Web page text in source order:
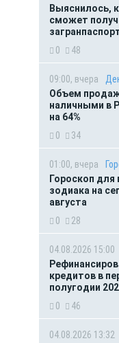
Выяснилось,
сможет
0
48
09:00, вчера
Объем
наличными в
на 64%
0
34
01:00, вчера
Гороскоп для
зодиака на
августа
0
28
04.08.2026 15:00
кредитов в
полугодии
0
46
04.08.2026 13:32